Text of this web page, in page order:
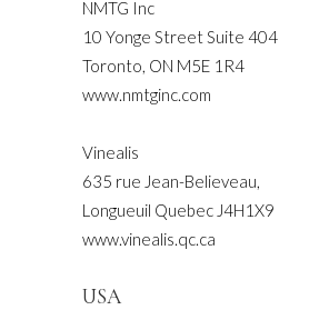
NMTG Inc
10 Yonge Street Suite 404
Toronto, ON M5E 1R4
www.nmtginc.com
Vinealis
635 rue Jean-Believeau,
Longueuil Quebec J4H1X9
www.vinealis.qc.ca
USA